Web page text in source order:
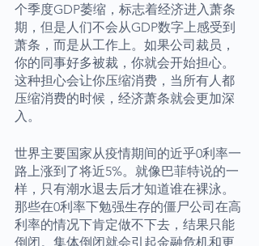
个季度GDP萎缩，标志着经济进入萧条
期，但是人们不会从GDP数字上感受到
萧条，而是从工作上。如果公司裁员，
你的同事好多被裁，你就会开始担心。
这种担心会让你压缩消费，当所有人都
压缩消费的时候，经济萧条就会更加深
入。
世界主要国家从疫情期间的近乎0利率一
路上涨到了将近5%。就像巴菲特说的一
样，只有潮水退去后才知道谁在裸泳。
那些在0利率下勉强生存的僵尸公司在高
利率的情况下肯定做不下去，结果只能
倒闭。集体倒闭就会引起金融危机和更